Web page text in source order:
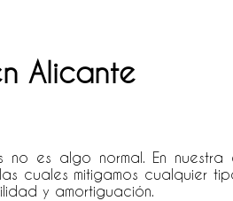
Alicante
no es algo normal. En
cuales mitigamos cualquier
y amortiguación.